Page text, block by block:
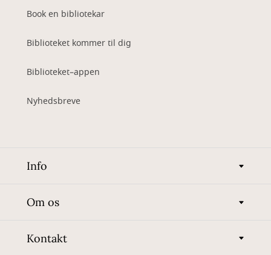
Book en bibliotekar
Biblioteket kommer til dig
Biblioteket–appen
Nyhedsbreve
Info
Om os
Kontakt